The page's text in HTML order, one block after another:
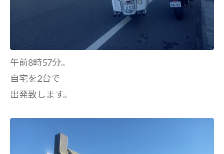
午前8時57分。
自宅を2台で
出発致します。